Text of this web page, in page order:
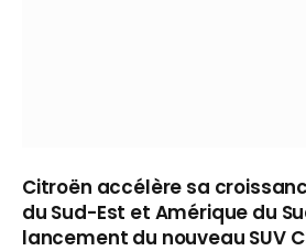
Citroën accélère sa
du Sud-Est et Amérique du
lancement du nouveau SUV